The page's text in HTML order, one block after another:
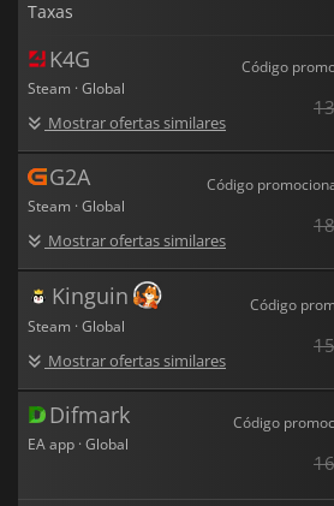
destinados que irão salvar a terra do
Stranger of
Taxas
K4G
Steam · Global
Mostrar ofertas similares
Código
G2A
Steam · Global
Mostrar ofertas similares
Código
Kinguin
Steam · Global
Mostrar ofertas similares
Código
Difmark
EA app · Global
Código